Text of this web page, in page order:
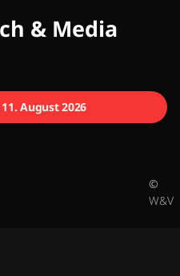
& Media
August 2026
©
W&V